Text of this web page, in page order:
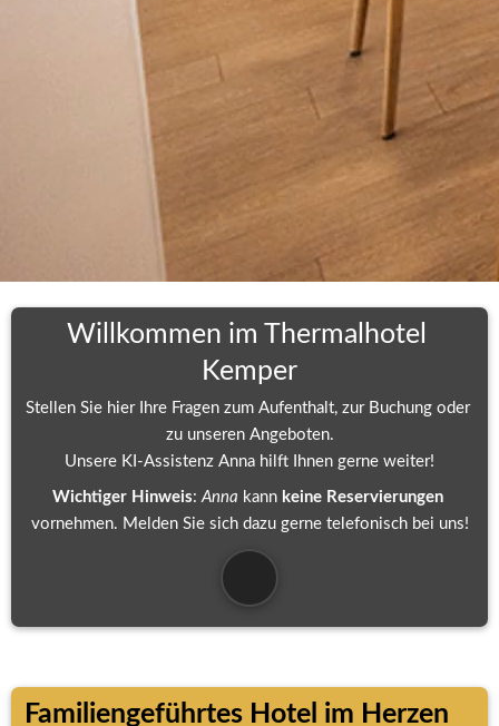
Willkommen im Thermalhotel
Kemper
Stellen Sie hier Ihre Fragen zum Aufenthalt, zur Buchung oder
zu unseren Angeboten.
Unsere KI-Assistenz Anna hilft Ihnen gerne weiter!
Wichtiger Hinweis: Anna kann keine Reservierungen
vornehmen. Melden Sie sich dazu gerne telefonisch bei uns!
Familiengeführtes Hotel im Herzen